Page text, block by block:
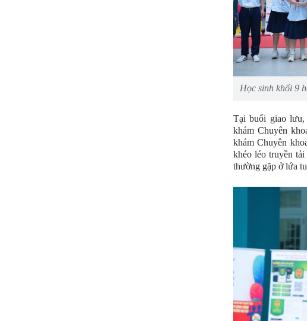
Học sinh khối 9
Tại buổi giao
khám Chuyên
khám Chuyên
khéo léo truyền
thường gặp ở lứa